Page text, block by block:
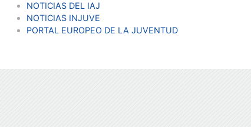
NOTICIAS DEL IAJ
NOTICIAS INJUVE
PORTAL EUROPEO DE LA JUVENTUD